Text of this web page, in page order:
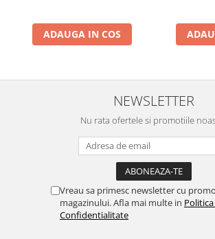
ADAUGA IN COS
NEWSLETTER
Nu rata ofertele si promotiile
Vreau sa primesc newsletter cu
magazinului. Afla mai multe in
Confidentialitate